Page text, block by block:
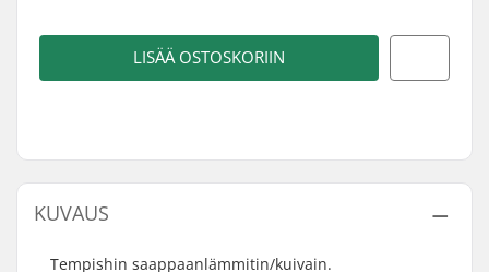
LISÄÄ OSTOSKORIIN
KUVAUS
Tempishin saappaanlämmitin/kuivain.